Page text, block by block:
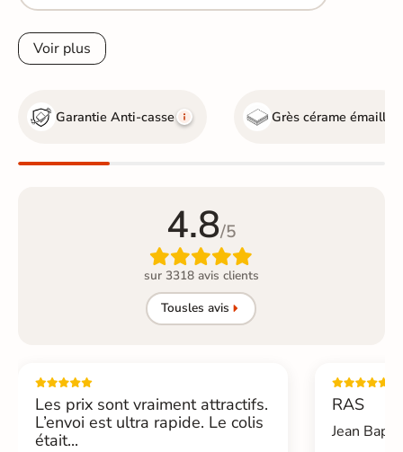
Voir plus
Garantie Anti-casse Grès cérame émaillé
4.8/5

sur 3318 avis clients
Tousles avis
Les prix sont vraiment attractifs.
L’envoi est ultra rapide. Le colis
était...
RAS
Jean